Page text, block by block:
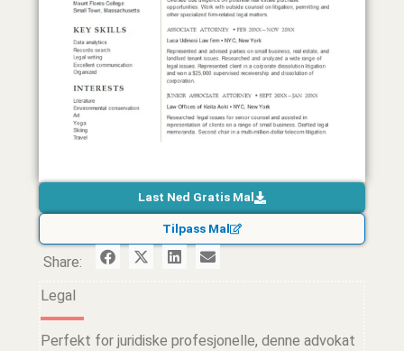
Last Ned Gratis Mal
Tilpass Mal
Share:
Legal
Perfekt for juridiske profesjonelle, denne advokat